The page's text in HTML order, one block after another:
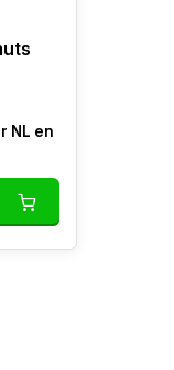
NL en